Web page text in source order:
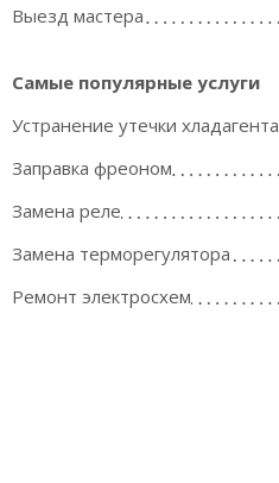
Выезд мастера
Самые популярные услуги
Устранение утечки хладагента
Заправка фреоном
Замена реле
Замена терморегулятора
Ремонт электросхем